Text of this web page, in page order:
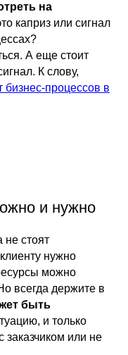
на
каприз или сигнал
А еще стоит
К слову,
бизнес-процессов в
и нужно
не стоят
нужно
можно
всегда держите в
быть
и только
заказчиком или не